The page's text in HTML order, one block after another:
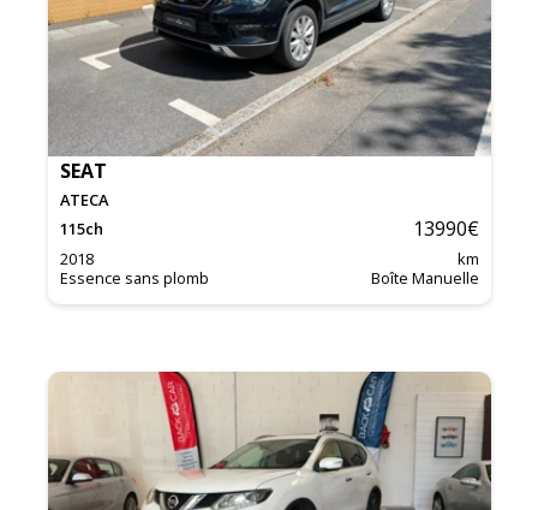
SEAT
ATECA
115ch 13990€
2018
km
Essence sans plomb
Boîte Manuelle